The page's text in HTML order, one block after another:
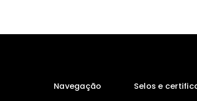
Navegação Selos e